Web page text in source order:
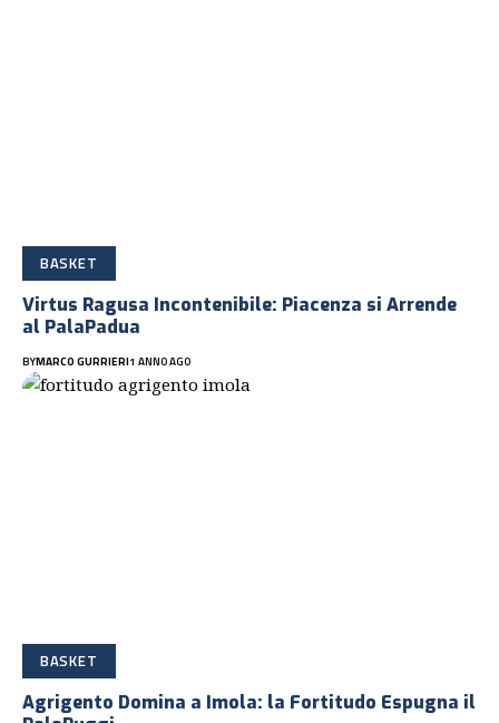
BASKET
Virtus Ragusa Incontenibile: Piacenza si Arrende
al PalaPadua
BYMARCO GURRIERI1 ANNO AGO
BASKET
Agrigento Domina a Imola: la Fortitudo Espugna il